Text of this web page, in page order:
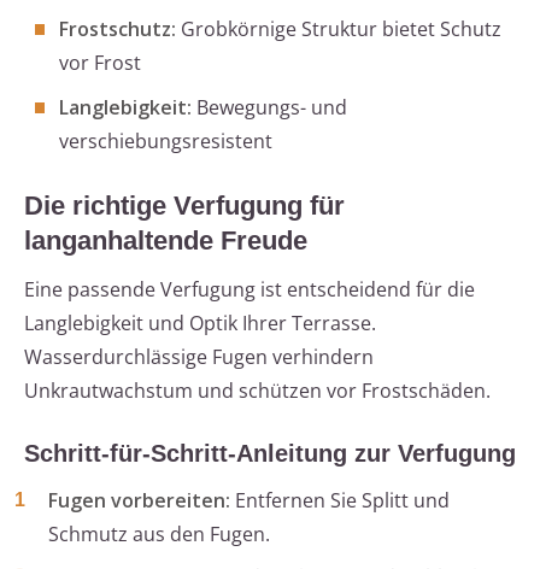
Frostschutz: Grobkörnige Struktur bietet Schutz
vor Frost
Langlebigkeit: Bewegungs- und
verschiebungsresistent
Die richtige Verfugung für
langanhaltende Freude
Eine passende Verfugung ist entscheidend für die
Langlebigkeit und Optik Ihrer Terrasse.
Wasserdurchlässige Fugen verhindern
Unkrautwachstum und schützen vor Frostschäden.
Schritt-für-Schritt-Anleitung zur Verfugung
Fugen vorbereiten: Entfernen Sie Splitt und
Schmutz aus den Fugen.